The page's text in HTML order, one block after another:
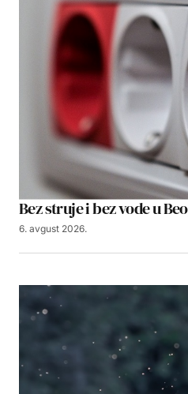
Bez struje i bez vode u
6. avgust 2026.